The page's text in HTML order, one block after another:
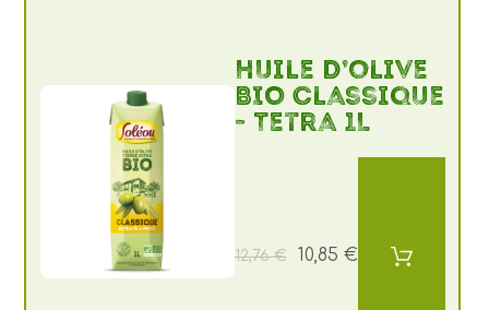
Huile d’olive
BIO Classique
- Tetra 1L
12,76 € 10,85 €